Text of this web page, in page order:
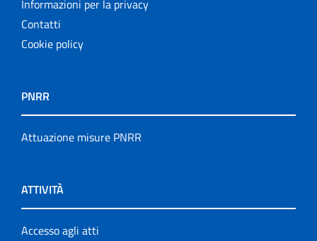
Informazioni per la privacy
Contatti
Cookie policy
PNRR
Attuazione misure PNRR
ATTIVITÀ
Accesso agli atti